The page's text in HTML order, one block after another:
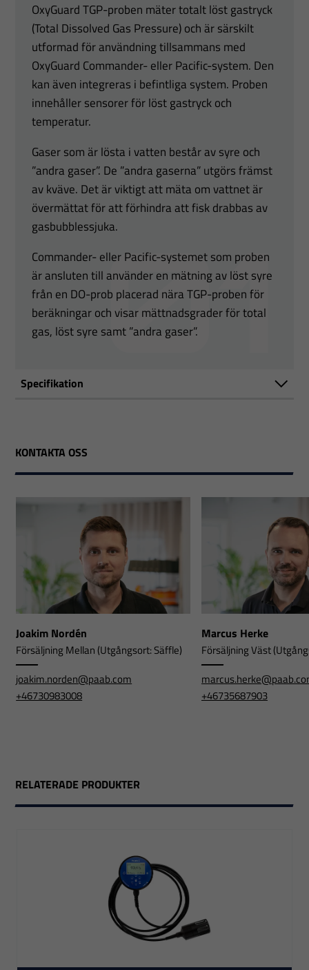
OxyGuard TGP-proben mäter totalt löst gastryck
(Total Dissolved Gas Pressure) och är särskilt
utformad för användning tillsammans med
OxyGuard Commander- eller Pacific-system. Den
kan även integreras i befintliga system. Proben
innehåller sensorer för löst gastryck och
temperatur.
Gaser som är lösta i vatten består av syre och
”andra gaser”. De ”andra gaserna” utgörs främst
av kväve. Det är viktigt att mäta om vattnet är
övermättat för att förhindra att fisk drabbas av
gasbubblessjuka.
Commander- eller Pacific-systemet som proben
är ansluten till använder en mätning av löst syre
från en DO-prob placerad nära TGP-proben för
beräkningar och visar mättnadsgrader för total
gas, löst syre samt ”andra gaser”.
Specifikation
KONTAKTA OSS
Joakim Nordén
Försäljning Mellan (Utgångsort: Säffle)
joakim.norden@paab.com
+46730983008
Marcus Herke
Försäljning Väst
+46735687903
RELATERADE PRODUKTER
Nödvändiga
Dessa
cookies går